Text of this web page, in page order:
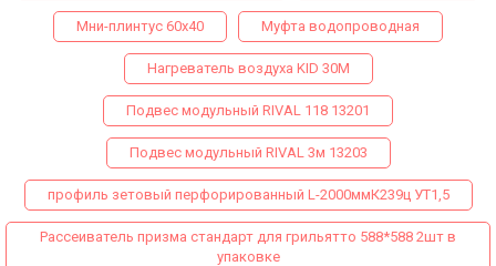
Мни-плинтус 60х40 Муфта водопроводная
Нагреватель воздуха KID 30M
Подвес модульный RIVAL 118 13201
Подвес модульный RIVAL 3м 13203
профиль зетовый перфорированный L-2000ммК239ц УТ1,5
Рассеиватель призма стандарт для грильятто 588*588 2шт в
упаковке